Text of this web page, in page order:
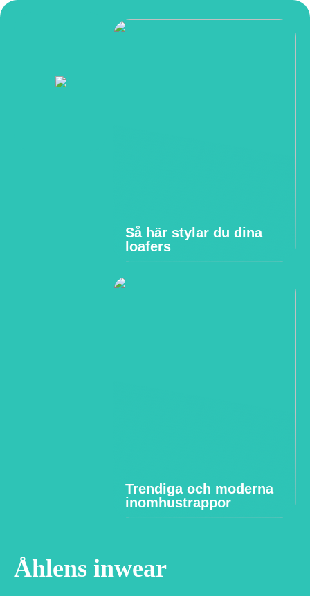
Så här stylar du dina
loafers
Trendiga och moderna
inomhustrappor
Åhlens inwear